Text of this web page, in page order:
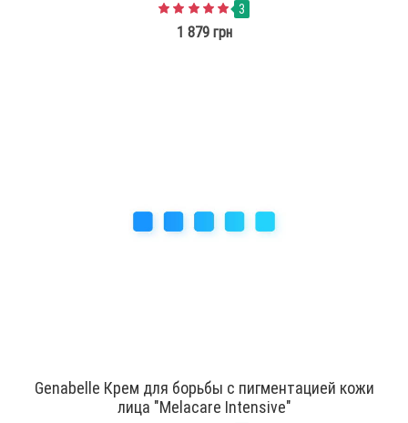
3
1 879 грн
Genabelle Крем для борьбы с пигментацией кожи
лица "Melacare Intensive"